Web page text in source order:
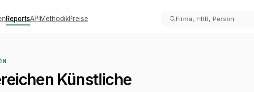
ReportsAPIMethodikPreise Firma, HRB, Person …
Künstliche